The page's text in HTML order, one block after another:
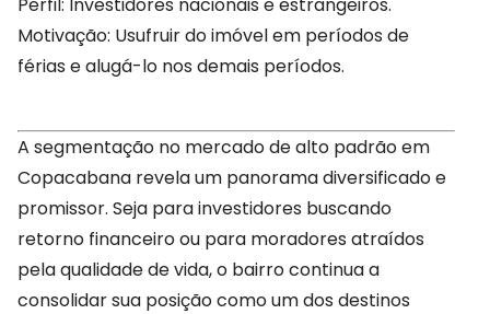
Motivação: Usufruir do imóvel em períodos de
férias e alugá-lo nos demais períodos.
A segmentação no mercado de alto padrão em
Copacabana revela um panorama diversificado e
promissor. Seja para investidores buscando
retorno financeiro ou para moradores atraídos
pela qualidade de vida, o bairro continua a
consolidar sua posição como um dos destinos